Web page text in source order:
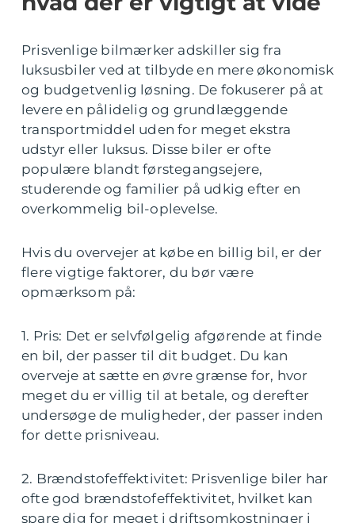
Prisvenlige bilmærker adskiller sig fra
luksusbiler ved at tilbyde en mere økonomisk
og budgetvenlig løsning. De fokuserer på at
levere en pålidelig og grundlæggende
transportmiddel uden for meget ekstra
udstyr eller luksus. Disse biler er ofte
populære blandt førstegangsejere,
studerende og familier på udkig efter en
overkommelig bil-oplevelse.
Hvis du overvejer at købe en billig bil, er der
flere vigtige faktorer, du bør være
opmærksom på:
1. Pris: Det er selvfølgelig afgørende at finde
en bil, der passer til dit budget. Du kan
overveje at sætte en øvre grænse for, hvor
meget du er villig til at betale, og derefter
undersøge de muligheder, der passer inden
for dette prisniveau.
2. Brændstofeffektivitet: Prisvenlige biler har
ofte god brændstofeffektivitet, hvilket kan
spare dig for meget i driftsomkostninger i